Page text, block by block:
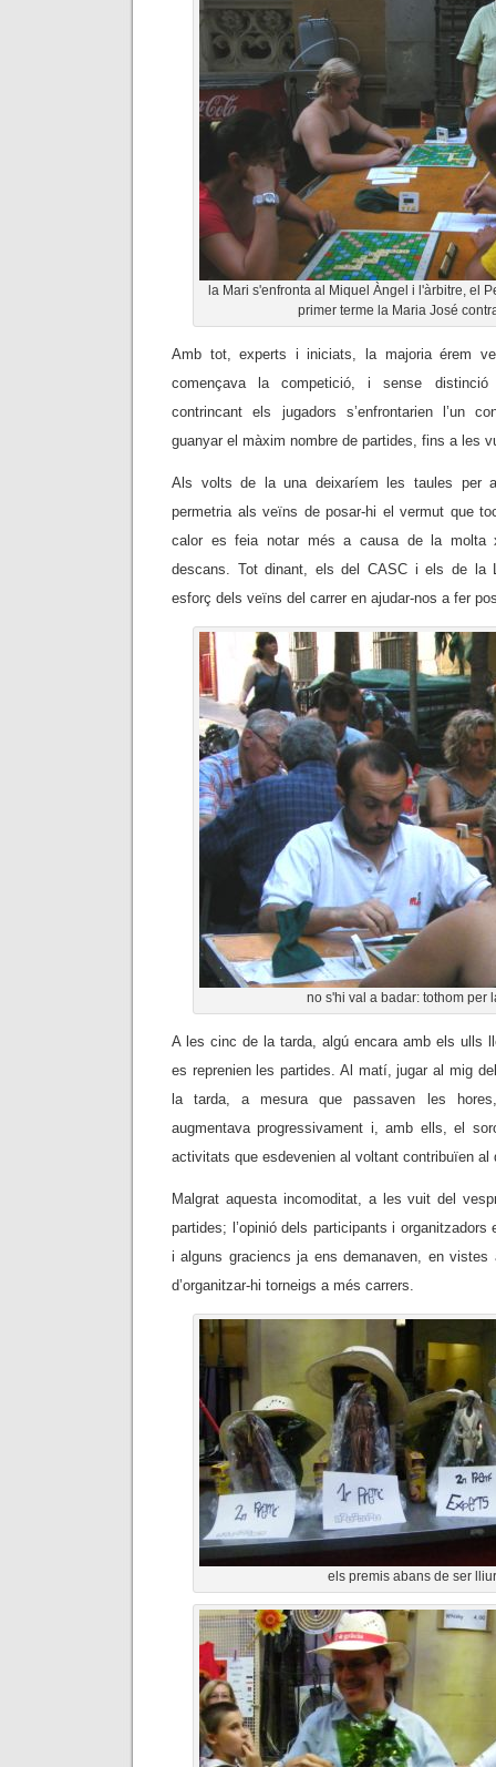
la Mari s'enfronta al Miquel Àngel i l'àrbitre, el
primer terme la Maria José
Amb tot, experts i iniciats, la majoria érem
començava la competició, i sense
contrincant els jugadors s’enfrontarien l’un
guanyar el màxim nombre de partides, fins a les
Als volts de la una deixaríem les taules per
permetria als veïns de posar-hi el vermut que
calor es feia notar més a causa de la molta
descans. Tot dinant, els del CASC i els de la
esforç dels veïns del carrer en ajudar-nos a fer
no s'hi val a badar: tothom per
A les cinc de la tarda, algú encara amb els ulls
es reprenien les partides. Al matí, jugar al mig
la tarda, a mesura que passaven les
augmentava progressivament i, amb ells, el
activitats que esdevenien al voltant contribuïen al
Malgrat aquesta incomoditat, a les vuit del
partides; l’opinió dels participants i
i alguns graciencs ja ens demanaven, en
d’organitzar-hi torneigs a més carrers.
els premis abans de ser